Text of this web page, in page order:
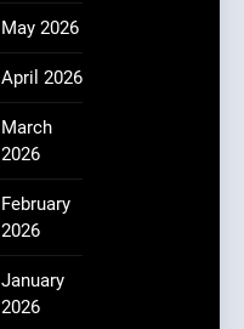
May 2026
April 2026
March
2026
February
2026
January
2026